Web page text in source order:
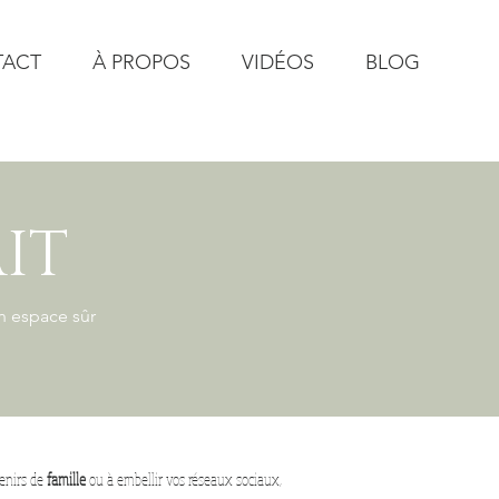
À PROPOS VIDÉOS BLOG
espace sûr
defamilleou à embellir vos réseaux sociaux,